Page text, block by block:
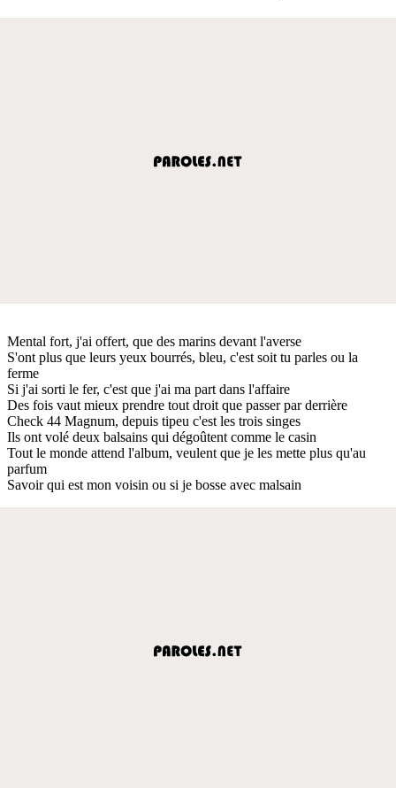
Mental fort, j'ai offert, que des marins devant l'averse
S'ont plus que leurs yeux bourrés, bleu, c'est soit tu parles ou la
ferme
Si j'ai sorti le fer, c'est que j'ai ma part dans l'affaire
Des fois vaut mieux prendre tout droit que passer par derrière
Check 44 Magnum, depuis tipeu c'est les trois singes
Ils ont volé deux balsains qui dégoûtent comme le casin
Tout le monde attend l'album, veulent que je les mette plus qu'au
parfum
Savoir qui est mon voisin ou si je bosse avec malsain